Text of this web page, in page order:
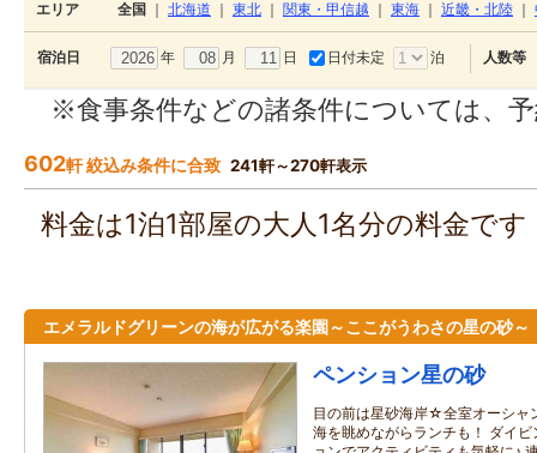
エリア 全国 北海道 東北 関東・甲信越 東海 近畿・北陸
宿泊日 年 月 日 日付未定 泊 人数等
※食事条件などの諸条件については、
602軒 絞込み条件に合致 241軒～270軒表示
料金は1泊1部屋の大人1名分の料金で
エメラルドグリーンの海が広がる楽園～ここがうわさの星の砂～
ペンション星の砂
目の前は星砂海岸☆全室オーシャ
海を眺めながらランチも！ ダイ